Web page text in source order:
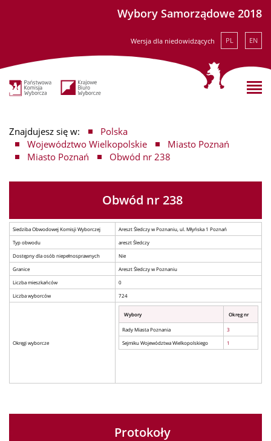
Wybory Samorządowe 2018
Wersja dla niedowidzących PL EN
Znajdujesz się w:
Polska
Województwo Wielkopolskie
Miasto Poznań
Miasto Poznań
Obwód nr 238
Obwód nr 238
Siedziba Obwodowej Komisji Wyborczej
Areszt Śledczy w Poznaniu, ul. Młyńska 1 Poznań
Typ obwodu
areszt Śledczy
Dostępny dla osób niepełnosprawnych
Nie
Granice
Areszt Śledczy w Poznaniu
Liczba mieszkańców
0
Liczba wyborców
724
Okręgi wyborcze
Wybory Okręg nr
Rady Miasta Poznania
3
Sejmiku Województwa Wielkopolskiego
1
Protokoły